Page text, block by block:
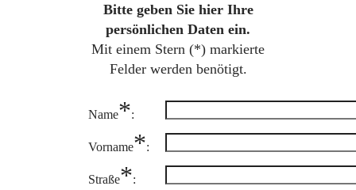
Bitte geben Sie hier Ihre
persönlichen Daten ein.
Mit einem Stern (*) markierte
Felder werden benötigt.
Name*:
Vorname*:
Straße*: